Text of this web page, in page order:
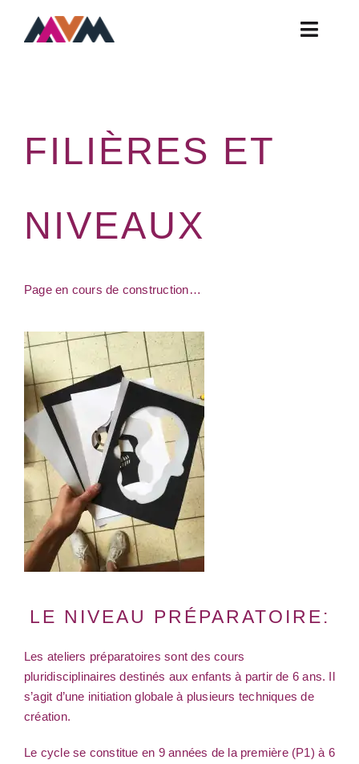
Toggle
Contact
Infos Pratiques
FILIÈRES ET
NIVEAUX
Page en cours de construction…
LE NIVEAU PRÉPARATOIRE:
Les ateliers préparatoires sont des cours
pluridisciplinaires destinés aux enfants à partir de 6 ans. Il
s’agit d’une initiation globale à plusieurs techniques de
création.
Le cycle se constitue en 9 années de la première (P1) à 6